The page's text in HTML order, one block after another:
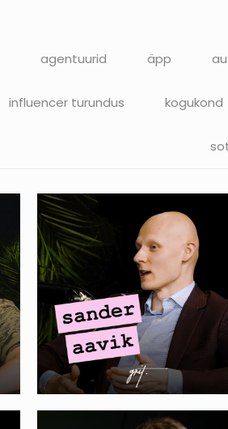
agentuurid äpp
influencer turundus kogukond
MINI-PODCAST I
Sander Aavik – 10x
ROI otsemüügiga